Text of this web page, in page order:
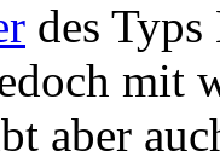
des
mit
aber